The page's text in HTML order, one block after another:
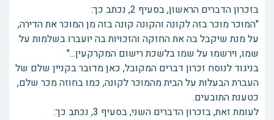
בזכרון הדברים הראשון, בסעיף 2, נכתב כך:
"המוכר מוכר בזה לקונה והקונה קונה בזה מן המוכר את הדירה,
על מנת שיקבל בה את החזקה והזכויות בה יועברו בשלמות על
שמו, וירשמו על שמו בלשכת רישום המקרקעין..."
בניגוד לנוסח זכרון דברים המקובל, כאן מדובר בקניין שלם של
העברת הבעלות על הבית מהמוכר לקונה, כמו בחוזה מכר שלם,
כטענת התובעים.
לעומת זאת, בזכרון הדברים השני, בסעיף 3, נכתב כך: